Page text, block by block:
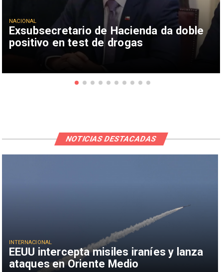
Exsubsecretario de Hacienda da doble
positivo en test de drogas
NACIONAL
EEUU intercepta misiles iraníes y lanza
ataques en Oriente Medio
INTERNACIONAL
NOTICIAS DESTACADAS